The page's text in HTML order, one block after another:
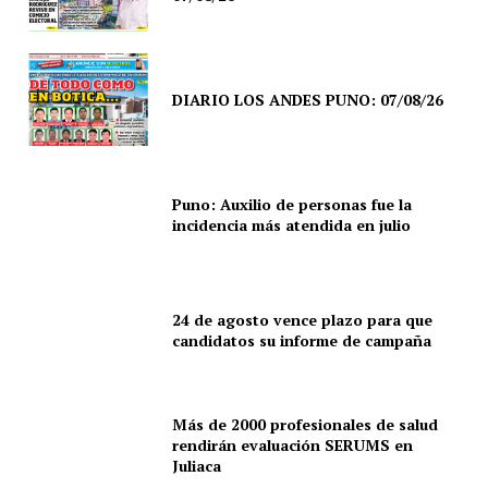
DIARIO LOS ANDES PUNO: 07/08/26
Puno: Auxilio de personas fue la
incidencia más atendida en julio
24 de agosto vence plazo para que
candidatos su informe de campaña
Más de 2000 profesionales de salud
rendirán evaluación SERUMS en
Juliaca